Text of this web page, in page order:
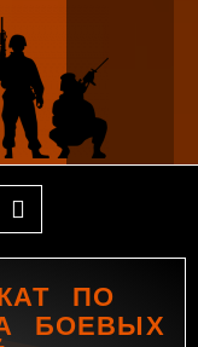
ПО
БОЕВЫХ